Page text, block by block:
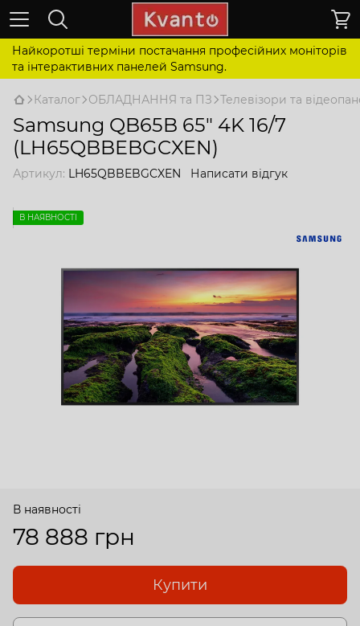
Найкоротші терміни постачання професійних моніторів
та інтерактивних панелей Samsung.
Каталог ОБЛАДНАННЯ та ПЗ Телевізори та
Samsung QB65B 65" 4K 16/7
(LH65QBBEBGCXEN)
Артикул: LH65QBBEBGCXEN Написати відгук
В НАЯВНОСТІ
В наявності
78 888 грн
Купити